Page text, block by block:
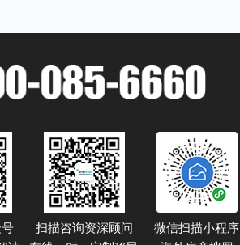
扫描咨询资深顾问
微信扫描小程序